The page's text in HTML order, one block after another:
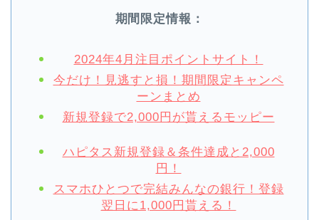
期間限定情報：
2024年4月注目ポイントサイト！
今だけ！見逃すと損！期間限定キャンペ
ーンまとめ
新規登録で2,000円が貰えるモッピー
ハピタス新規登録＆条件達成と2,000
円！
スマホひとつで完結みんなの銀行！登録
翌日に1,000円貰える！